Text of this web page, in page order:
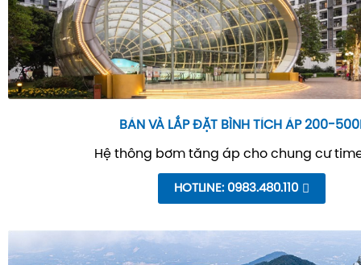
BÁN VÀ LẮP ĐẶT BÌNH TÍCH ÁP 200-
Hệ thông bơm tăng áp cho chung cư
HOTLINE: 0983.480.110